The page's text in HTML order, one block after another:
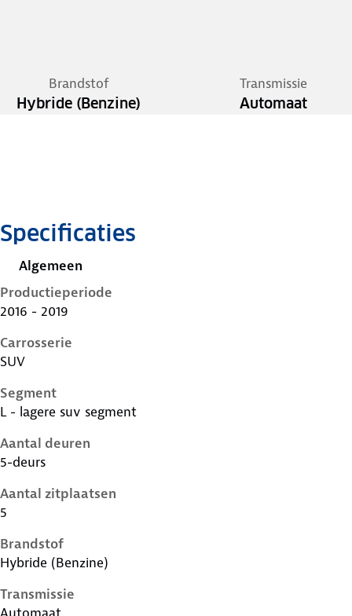
Brandstof
Hybride (Benzine)
Transmissie
Automaat
Specificaties
Algemeen
Productieperiode
2016 - 2019
Carrosserie
SUV
Segment
L - lagere suv segment
Aantal deuren
5-deurs
Aantal zitplaatsen
5
Brandstof
Hybride (Benzine)
Transmissie